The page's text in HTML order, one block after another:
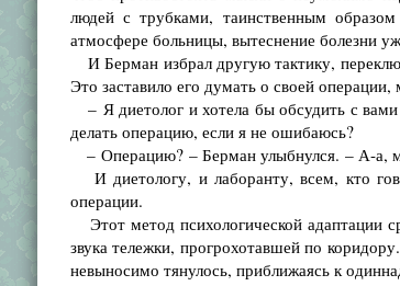
людей с трубками, таинственным
атмосфере больницы, вытеснение болезни
И Берман избрал другую тактику,
Это заставило его думать о своей
– Я диетолог и хотела бы обсудить с
делать операцию, если я не ошибаюсь?
– Операцию? – Берман улыбнулся. – А-а,
И диетологу, и лаборанту, всем, кто
операции.
Этот метод психологической адаптации
звука тележки, прогрохотавшей по
невыносимо тянулось, приближаясь к